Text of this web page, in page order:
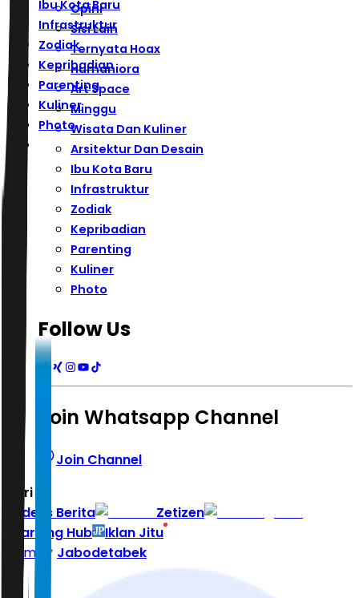
Ibu Kota Baru
Infrastruktur
Zodiak
Kepribadian
Parenting
Kuliner
Photo
Opini
Sisi Lain
Ternyata Hoax
Humaniora
Art Space
Minggu
Wisata Dan Kuliner
Arsitektur Dan Desain
Ibu Kota Baru
Infrastruktur
Zodiak
Kepribadian
Parenting
Kuliner
Photo
Follow Us
Join Whatsapp Channel
Join Channel
Hari ini
Indeks Berita
Zetizen
Learning Hub
Iklan Jitu
Home
Jabodetabek